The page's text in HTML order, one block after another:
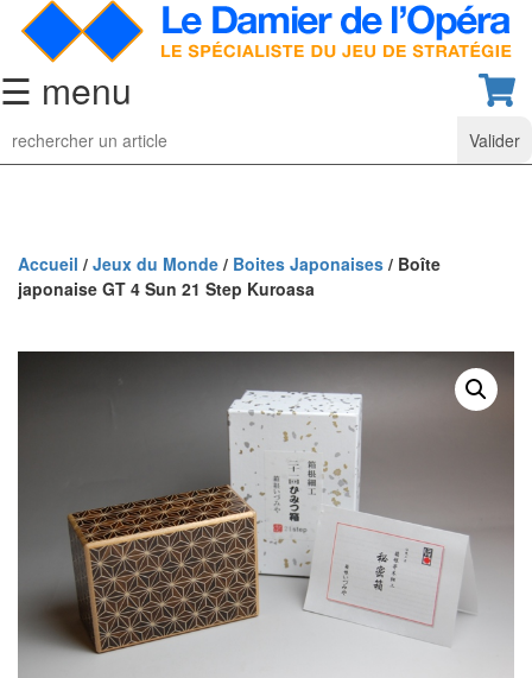
☰ menu
Jeu
d’Echecs
collection
classiques
Coffrets
Echiquiers
de
voyage
Accueil / Jeux du Monde / Boites Japonaises / Boîte
japonaise GT 4 Sun 21 Step Kuroasa